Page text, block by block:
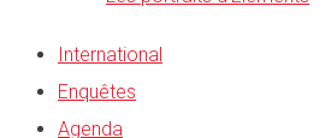
International
Enquêtes
Agenda